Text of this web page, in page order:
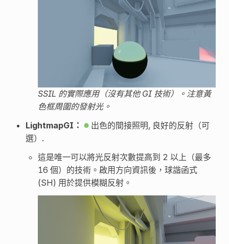
SSIL 的實際應用（沒有其他 GI 技術）。注意黃
色框周圍的發射光。
LightmapGI：
出色的間接照明, 良好的反射（可
選）.
這是唯一可以將光反射次數提高到 2 以上（最多
16 個）的技術。啟用方向資訊後，球諧函式
(SH) 用於提供模糊反射。